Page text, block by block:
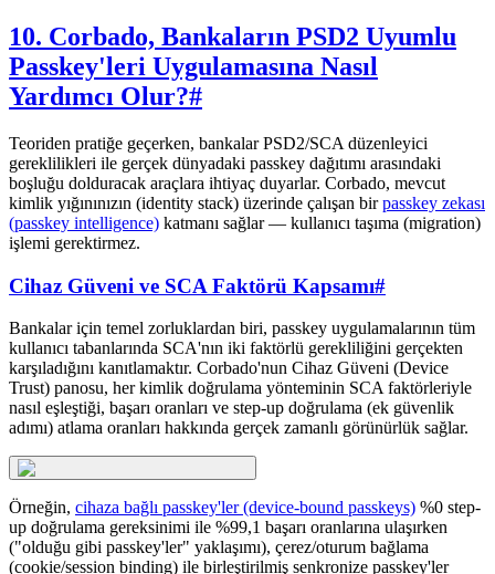
10. Corbado, Bankaların PSD2 Uyumlu
Passkey'leri Uygulamasına Nasıl
Yardımcı Olur?#
Teoriden pratiğe geçerken, bankalar PSD2/SCA düzenleyici
gereklilikleri ile gerçek dünyadaki passkey dağıtımı arasındaki
boşluğu dolduracak araçlara ihtiyaç duyarlar. Corbado, mevcut
kimlik yığınınızın (identity stack) üzerinde çalışan birpasskey zekası
(passkey intelligence) katmanı sağlar — kullanıcı taşıma (migration)
işlemi gerektirmez.
Cihaz Güveni ve SCA Faktörü Kapsamı#
Bankalar için temel zorluklardan biri, passkey uygulamalarının tüm
kullanıcı tabanlarında SCA'nın iki faktörlü gerekliliğini gerçekten
karşıladığını kanıtlamaktır. Corbado'nun Cihaz Güveni (Device
Trust) panosu, her kimlik doğrulama yönteminin SCA faktörleriyle
nasıl eşleştiği, başarı oranları ve step-up doğrulama (ek güvenlik
adımı) atlama oranları hakkında gerçek zamanlı görünürlük sağlar.
Örneğin, cihaza bağlı passkey'ler (device-bound passkeys) %0 step-
up doğrulama gereksinimi ile %99,1 başarı oranlarına ulaşırken
("olduğu gibi passkey'ler" yaklaşımı), çerez/oturum bağlama
(cookie/session binding) ile birleştirilmiş senkronize passkey'ler